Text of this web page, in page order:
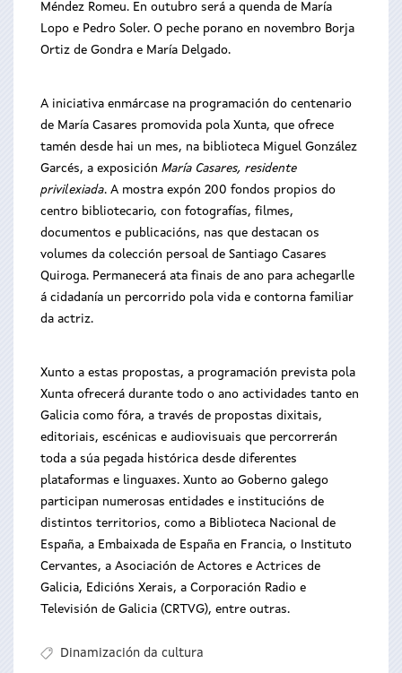
Méndez Romeu. En outubro será a quenda de María
Lopo e Pedro Soler. O peche porano en novembro Borja
Ortiz de Gondra e María Delgado.
A iniciativa enmárcase na programación do centenario
de María Casares promovida pola Xunta, que ofrece
tamén desde hai un mes, na biblioteca Miguel González
Garcés, a exposición María Casares, residente
privilexiada. A mostra expón 200 fondos propios do
centro bibliotecario, con fotografías, filmes,
documentos e publicacións, nas que destacan os
volumes da colección persoal de Santiago Casares
Quiroga. Permanecerá ata finais de ano para achegarlle
á cidadanía un percorrido pola vida e contorna familiar
da actriz.
Xunto a estas propostas, a programación prevista pola
Xunta ofrecerá durante todo o ano actividades tanto en
Galicia como fóra, a través de propostas dixitais,
editoriais, escénicas e audiovisuais que percorrerán
toda a súa pegada histórica desde diferentes
plataformas e linguaxes. Xunto ao Goberno galego
participan numerosas entidades e institucións de
distintos territorios, como a Biblioteca Nacional de
España, a Embaixada de España en Francia, o Instituto
Cervantes, a Asociación de Actores e Actrices de
Galicia, Edicións Xerais, a Corporación Radio e
Televisión de Galicia (CRTVG), entre outras.
Dinamización da cultura